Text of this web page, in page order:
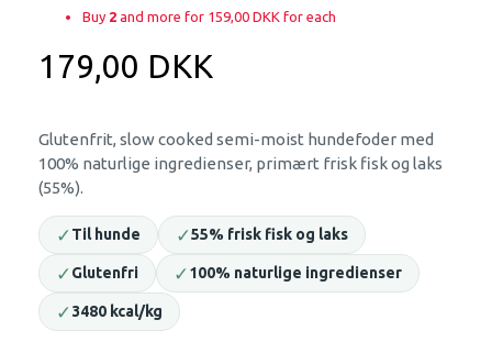
Buy 2 and more for 159,00 DKK for each
179,00 DKK
Glutenfrit, slow cooked semi-moist hundefoder med
100% naturlige ingredienser, primært frisk fisk og laks
(55%).
✓Til hunde ✓55% frisk fisk og laks
✓Glutenfri ✓100% naturlige ingredienser
✓3480 kcal/kg